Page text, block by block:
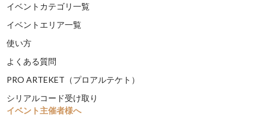
イベントカテゴリ一覧
イベントエリア一覧
使い方
よくある質問
PRO ARTEKET（プロアルテケト）
シリアルコード受け取り
イベント主催者様へ